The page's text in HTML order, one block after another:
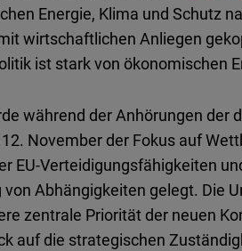
Energie, Klima und Schutz
wirtschaftlichen Anliegen
ist stark von ökonomischen
während der Anhörungen der
November der Fokus auf
EU-Verteidigungsfähigkeiten
Abhängigkeiten gelegt. Die
zentrale Priorität der neuen
auf die strategischen